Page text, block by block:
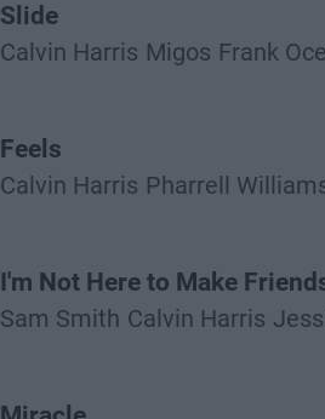
Slide
Calvin Harris Migos Frank
Feels
Calvin Harris Pharrell
I'm Not Here to Make
Sam Smith Calvin Harris